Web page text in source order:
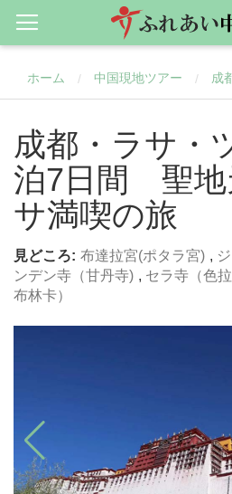
ホーム / 中国現地ツアー / 成
成都・ラサ・
泊7日間 聖地
サ満喫の旅
見どころ: 布達拉宮(ポタラ宮) ,
ンデン寺（甘丹寺) , セラ寺（色拉
布林卡）